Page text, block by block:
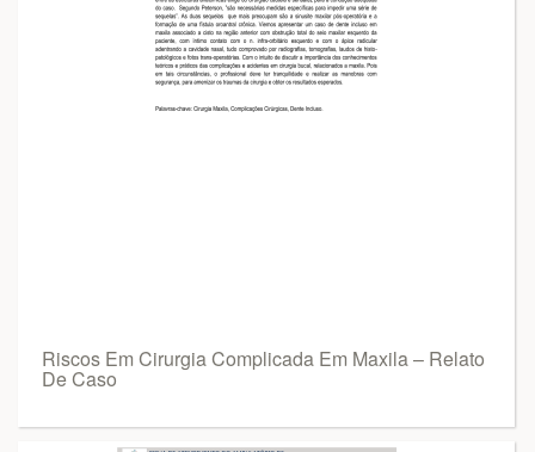
Riscos Em Cirurgia Complicada Em Maxila – Relato
De Caso